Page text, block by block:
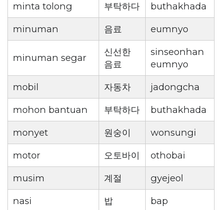
minta tolong
부탁하다
buthakhada
minuman
음료 eumnyo
minuman segar
신선한
음료
sinseonhan
eumnyo
mobil
자동차
jadongcha
mohon bantuan
부탁하다
buthakhada
monyet
원숭이
wonsungi
motor
오토바이
othobai
musim
계절
gyejeol
nasi
밥 bap